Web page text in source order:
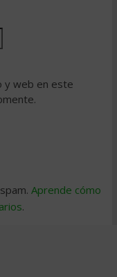
y web en este
Aprende cómo
.